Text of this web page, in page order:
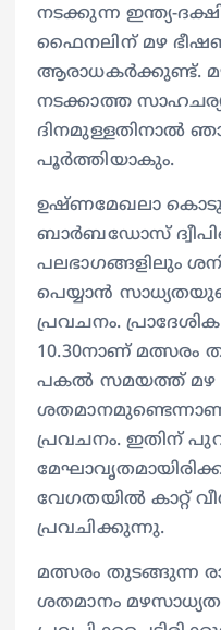
നടക്കുന്ന ഇന്ത്യ-
ഫൈനലിന് മഴ
ആരാധകര്‍ക്കുണ്ട്.
നടക്കാത്ത
ദിനമുള്ളതിനാല്‍
പൂര്‍ത്തിയാകും.
ഉഷ്ണമേഖലാ
ബാര്‍ബഡോസ്
പലഭാഗങ്ങളിലും
പെയ്യാന്‍
പ്രവചനം.
10.30നാണ്
പകല്‍ സമയത്ത് മഴ
പ്രവചനം. ഇതിന്
വേഗതയില്‍ കാറ്റ്
പ്രവചിക്കുന്നു.
മത്സരം തുടങ്ങുന്ന
ശതമാനം